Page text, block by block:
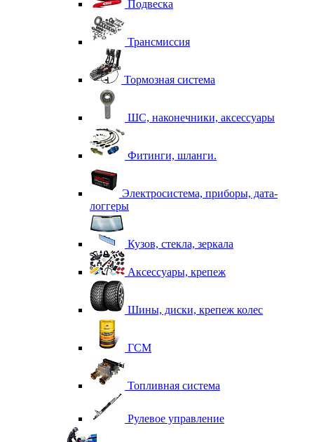
Подвеска
Трансмиссия
Тормозная система
ШС, наконечники, аксессуары
Фитинги, шланги.
Электросистема, приборы, дата-
логгеры
Кузов, стекла, зеркала
Аксессуары, крепеж
Шины, диски, крепеж колес
ГСМ
Топливная система
Рулевое управление